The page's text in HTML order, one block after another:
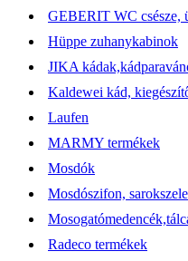
GEBERIT WC csésze,
Hüppe zuhanykabinok
JIKA
Kaldewei kád,
Laufen
MARMY termékek
Mosdók
Mosdószifon,
Radeco termékek